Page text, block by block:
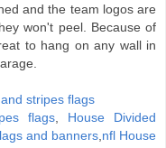
and the team logos are
won't peel. Because of
to hang on any wall in
stripes flags
flags
House Divided
and banners, nfl House